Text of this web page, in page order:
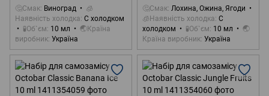
🤔Смак Виноград
🧊
Наявність холодка С холодком
🧪Об`єм 10 мл
🌏Країна
виробник Україна
🤔Смак Лохина, Ожина, Ягоди
🧊Наявність холодка С
холодком
🧪Об`єм 10 мл
🌏
Країна виробник Україна